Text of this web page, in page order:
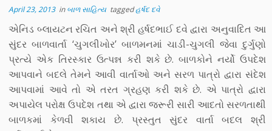
April 23, 2013inબાળ સાહિત્ય taggedહર્ષદ દવે
એનિડ બ્લાયટન રચિત અને શ્રી હર્ષદભાઈ દવે દ્વારા અનુવાદિત આ
સુંદર બાળવાર્તા ‘ચુગલીખોર’ બાળમનમાં ચાડી-ચુગલી જેવા દુર્ગુણો
પ્રત્યે એક તિરસ્કાર ઉત્પન્ન કરી શકે છે. બાળકોને નર્યો ઉપદેશ
આપવાને બદલે તેમને આવી વાર્તાઓ અને સરળ પાત્રો દ્વારા સંદેશ
આપવામાં આવે તો એ તરત ગ્રહણ કરી શકે છે. એ પાત્રો દ્વારા
અપાયેલ પરોક્ષ ઉપદેશ તથા એ દ્વારા જરૂરી સારી આદતો સરળતાથી
બાળકમાં કેળવી શકાય છે. પ્રસ્તુત સુંદર વાર્તા બદલ શ્રી